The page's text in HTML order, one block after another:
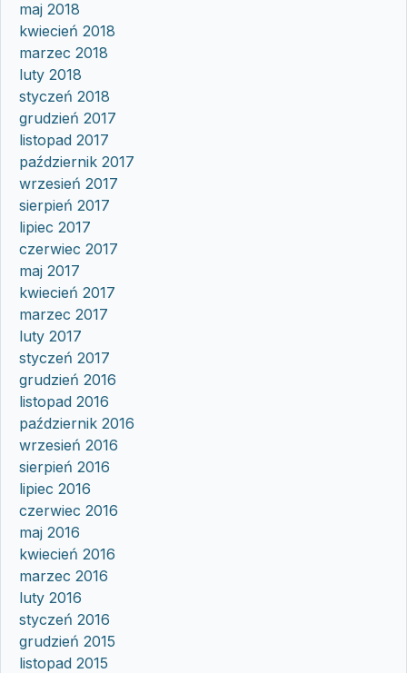
maj 2018
kwiecień 2018
marzec 2018
luty 2018
styczeń 2018
grudzień 2017
listopad 2017
październik 2017
wrzesień 2017
sierpień 2017
lipiec 2017
czerwiec 2017
maj 2017
kwiecień 2017
marzec 2017
luty 2017
styczeń 2017
grudzień 2016
listopad 2016
październik 2016
wrzesień 2016
sierpień 2016
lipiec 2016
czerwiec 2016
maj 2016
kwiecień 2016
marzec 2016
luty 2016
styczeń 2016
grudzień 2015
listopad 2015